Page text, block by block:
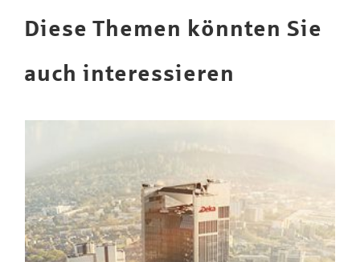
Diese Themen könnten Sie
auch interessieren